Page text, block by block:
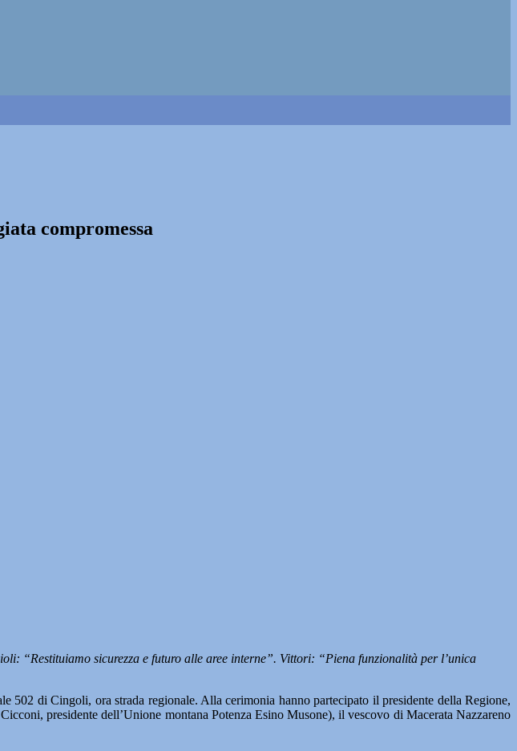
compromessa
“Restituiamo sicurezza e futuro alle aree interne”. Vittori: “Piena funzionalità per l’unica
di Cingoli, ora strada regionale. Alla cerimonia hanno partecipato il presidente della Regione,
presidente dell’Unione montana Potenza Esino Musone), il vescovo di Macerata Nazzareno